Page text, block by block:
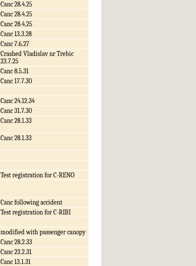
Canc 28.4.25
Canc 28.4.25
Canc 28.4.25
Canc 13.3.28
Canc 7.6.27
Crashed Vladislav nr Trebic
23.7.25
Canc 8.5.31
Canc 17.7.30
Canc 24.12.34
Canc 31.7.30
Canc 28.1.33
Canc 28.1.33
Test registration for C-RENO
Canc following accident
Test registration for C-RIBI
modified with passenger canopy
Canc 28.2.33
Canc 23.2.31
Canc 13.1.31